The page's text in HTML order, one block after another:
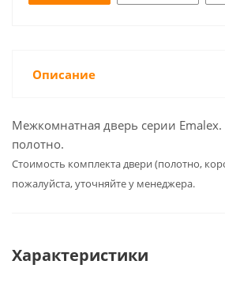
Описание
Межкомнатная дверь серии Emalex.
полотно.
Cтоимость комплекта двери (полотно,
пожалуйста, уточняйте у менеджера.
Характеристики